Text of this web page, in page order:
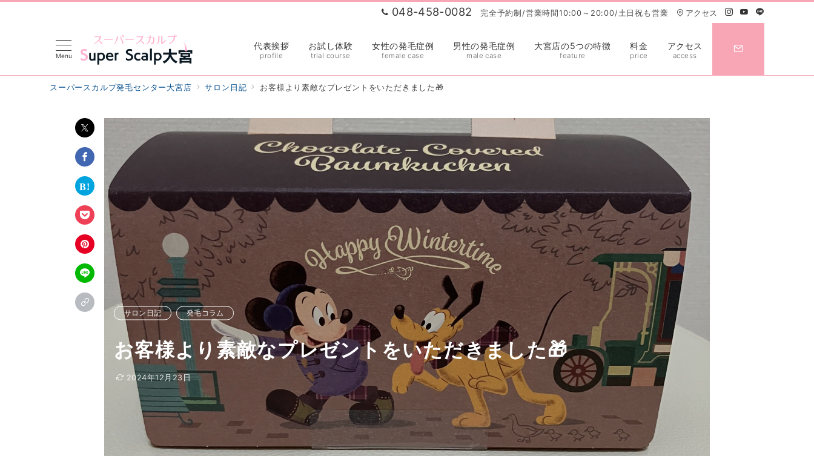
048-458-0082 完全予約制/営業時間10:00～20:00/土日祝も営業 アクセス
Menu
代表挨拶
profile
お試し体験
trial course
女性の発毛症例
female case
男性の発毛症例
male case
大宮店の5つの特徴
feature
料金
price
アクセス
access
スーパースカルプ発毛センター大宮店 サロン日記 お客様より素敵なプレゼントをいただきました🎁
サロン日記 発毛コラム
お客様より素敵なプレゼントをいただきました🎁
2024年12月23日